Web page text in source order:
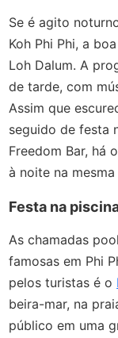
Se é agito
Koh Phi Phi, a
Loh Dalum. A
de tarde, com
Assim que
seguido de festa
Freedom Bar, há
à noite na mesma
Festa na
As chamadas
famosas em Phi
pelos turistas é o
beira-mar, na
público em uma